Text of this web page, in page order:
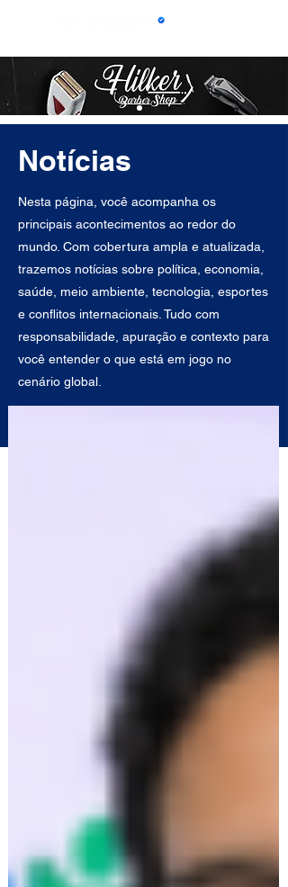
Notícias
Nesta página, você acompanha os
principais acontecimentos ao redor do
mundo. Com cobertura ampla e atualizada,
trazemos notícias sobre política, economia,
saúde, meio ambiente, tecnologia, esportes
e conflitos internacionais. Tudo com
responsabilidade, apuração e contexto para
você entender o que está em jogo no
cenário global.